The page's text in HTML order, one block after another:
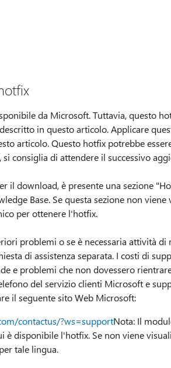
da Microsoft. Tuttavia, questo
in questo articolo. Applicare
articolo. Questo hotfix potrebbe
consiglia di attendere il successivo
il download, è presente una sezione
Base. Se questa sezione non
per ottenere l'hotfix.
problemi o se è necessaria attività
di assistenza separata. I costi di
e problemi che non dovessero
del servizio clienti Microsoft e
il seguente sito Web Microsoft:
contactus/?ws=supportNota: Il
è disponibile l'hotfix. Se non viene
tale lingua.